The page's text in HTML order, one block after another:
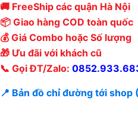
🚚 FreeShip các quận Hà Nội
📦 Giao hàng COD toàn quốc
💰 Giá Combo hoặc Số lượng
🎁 Ưu đãi với khách cũ
📞 Gọi ĐT/Zalo:
📍 Bản đồ chỉ đường tới shop